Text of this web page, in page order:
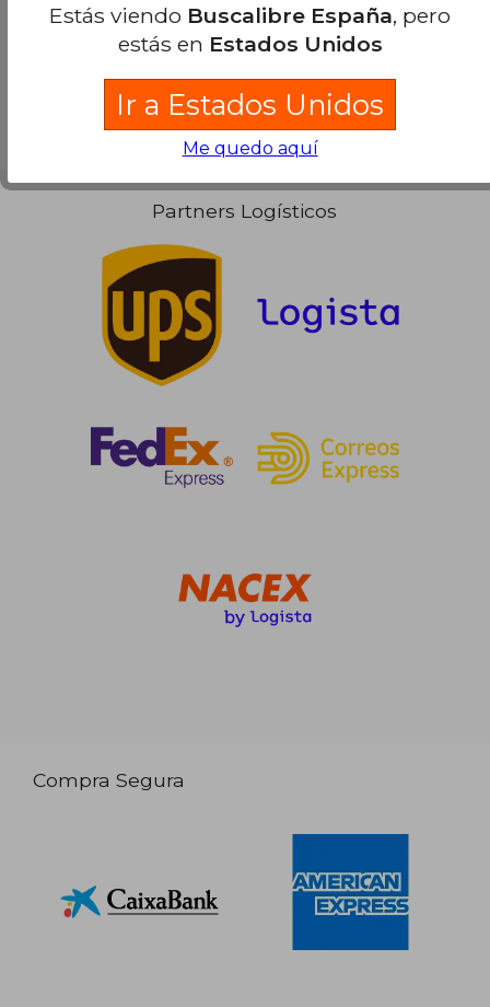
Partners Logísticos
Compra Segura
Estás viendo Buscalibre España, pero
estás en Estados Unidos
Ir a Estados Unidos
Me quedo aquí